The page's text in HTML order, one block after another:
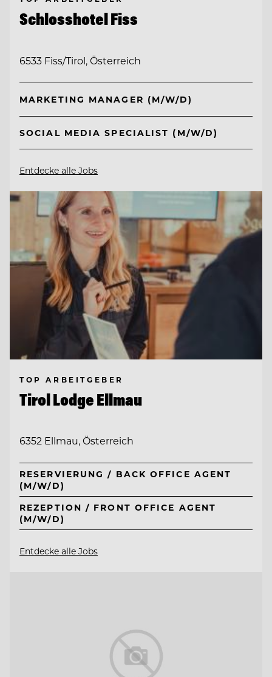
Schlosshotel Fiss
6533 Fiss/Tirol, Österreich
MARKETING MANAGER (M/W/D)
SOCIAL MEDIA SPECIALIST (M/W/D)
Entdecke alle Jobs
TOP ARBEITGEBER
Tirol Lodge Ellmau
6352 Ellmau, Österreich
RESERVIERUNG / BACK OFFICE AGENT
(M/W/D)
REZEPTION / FRONT OFFICE AGENT
(M/W/D)
Entdecke alle Jobs